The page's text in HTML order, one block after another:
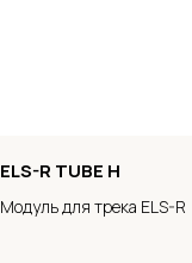
ELS-R TUBE H
Модуль для трека ELS-R